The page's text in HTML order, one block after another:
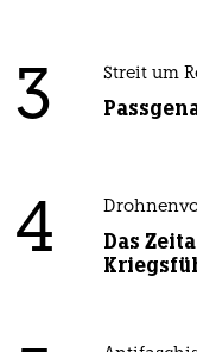
3 Streit um
4
Das